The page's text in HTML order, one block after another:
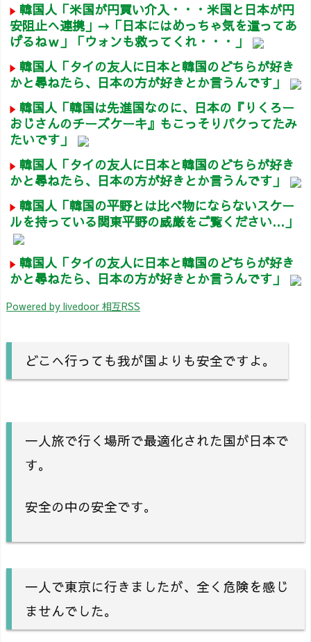
韓国人「米国が円買い介入・・・米国と日本が円
安阻止へ連携」→「日本にはめっちゃ気を遣ってあ
げるねｗ」「ウォンも救ってくれ・・・」
韓国人「タイの友人に日本と韓国のどちらが好き
かと尋ねたら、日本の方が好きとか言うんです」
韓国人「韓国は先進国なのに、日本の『りくろー
おじさんのチーズケーキ』もこっそりパクってたみ
たいです」
韓国人「タイの友人に日本と韓国のどちらが好き
かと尋ねたら、日本の方が好きとか言うんです」
韓国人「韓国の平野とは比べ物にならないスケー
ルを持っている関東平野の威厳をご覧ください…」
韓国人「タイの友人に日本と韓国のどちらが好き
かと尋ねたら、日本の方が好きとか言うんです」
Powered by livedoor 相互RSS
どこへ行っても我が国よりも安全ですよ。
一人旅で行く場所で最適化された国が日本で
す。
安全の中の安全です。
一人で東京に行きましたが、全く危険を感じ
ませんでした。